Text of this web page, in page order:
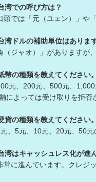
湾での呼び方は？
頭では「元（ユェン）」や
湾ドルの補助単位はありま
（ジャオ）」がありますが
幣の種類を教えてください。
元、200元、500元、
によっては受け取りを拒否
貨の種類を教えてください。
、5元、10元、20元、50
湾はキャッシュレス化が進
常に進んでいます。クレジ